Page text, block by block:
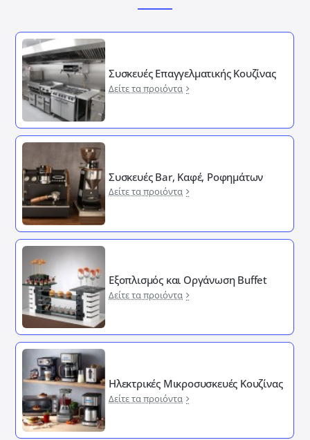
Συσκευές Επαγγελματικής Κουζίνας
Δείτε τα προιόντα
Συσκευές Bar, Καφέ, Ροφημάτων
Δείτε τα προιόντα
Εξοπλισμός και Οργάνωση Buffet
Δείτε τα προιόντα
Ηλεκτρικές Μικροσυσκευές Κουζίνας
Δείτε τα προιόντα